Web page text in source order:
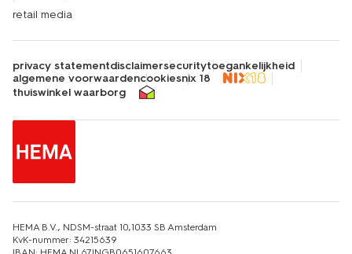
retail media
privacy statementdisclaimersecuritytoegankelijkheid
algemene voorwaardencookiesnix 18
thuiswinkel waarborg
HEMA B.V., NDSM-straat 10,1033 SB Amsterdam
KvK-nummer: 34215639